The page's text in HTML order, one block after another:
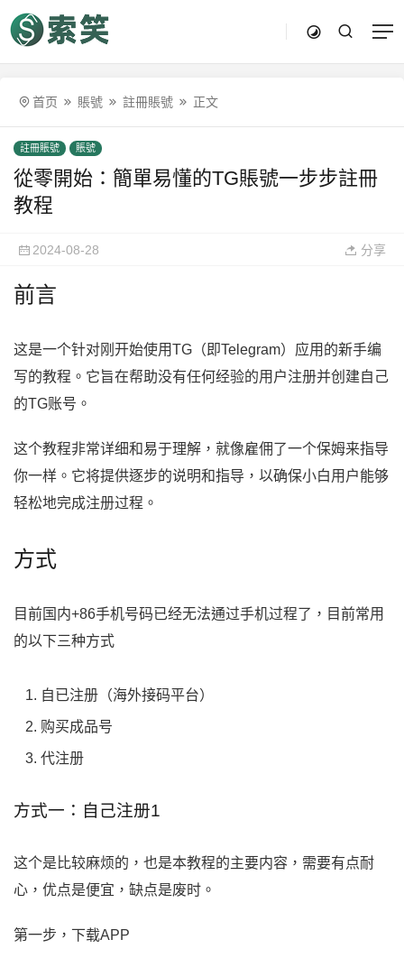
首页 賬號 註冊賬號 正文
註冊賬號 賬號
從零開始：簡單易懂的TG賬號一步步註冊
教程
2024-08-28 分享
前言
这是一个针对刚开始使用TG（即Telegram）应用的新手编
写的教程。它旨在帮助没有任何经验的用户注册并创建自己
的TG账号。
这个教程非常详细和易于理解，就像雇佣了一个保姆来指导
你一样。它将提供逐步的说明和指导，以确保小白用户能够
轻松地完成注册过程。
方式
目前国内+86手机号码已经无法通过手机过程了，目前常用
的以下三种方式
自已注册（海外接码平台）
购买成品号
代注册
方式一：自己注册1
这个是比较麻烦的，也是本教程的主要内容，需要有点耐
心，优点是便宜，缺点是废时。
第一步，下载APP